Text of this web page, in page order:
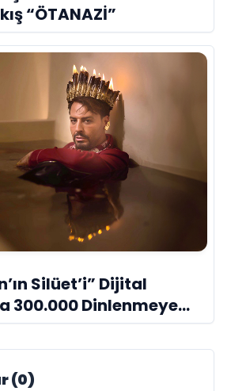
“ÖTANAZİ”
Silüet’i” Dijital
300.000 Dinlenmeye
(0)